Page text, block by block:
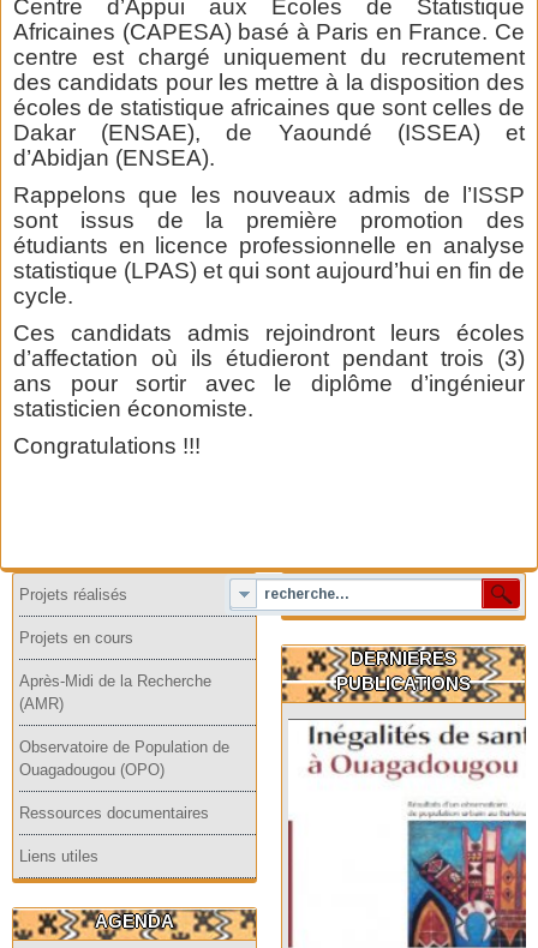
Centre d’Appui aux Ecoles de Statistique
Africaines (CAPESA) basé à Paris en France. Ce
centre est chargé uniquement du recrutement
des candidats pour les mettre à la disposition des
écoles de statistique africaines que sont celles de
Dakar (ENSAE), de Yaoundé (ISSEA) et
d’Abidjan (ENSEA).
Rappelons que les nouveaux admis de l’ISSP
sont issus de la première promotion des
étudiants en licence professionnelle en analyse
statistique (LPAS) et qui sont aujourd’hui en fin de
cycle.
Ces candidats admis rejoindront leurs écoles
d’affectation où ils étudieront pendant trois (3)
ans pour sortir avec le diplôme d’ingénieur
statisticien économiste.
Congratulations !!!
Projets réalisés
Projets en cours
Après-Midi de la Recherche
(AMR)
Observatoire de Population de
Ouagadougou (OPO)
Ressources documentaires
Liens utiles
AGENDA
DERNIERES
PUBLICATIONS